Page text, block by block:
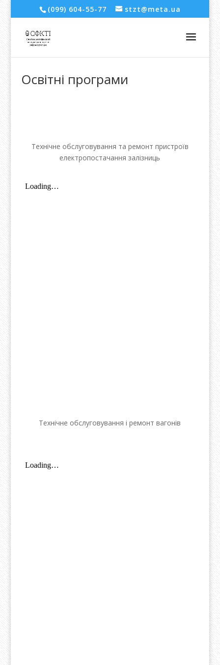
(099) 604-55-77 stzt@meta.ua
Освітні програми
Технічне обслуговування та ремонт пристроїв
електропостачання залізниць
Технічне обслуговування і ремонт вагонів​